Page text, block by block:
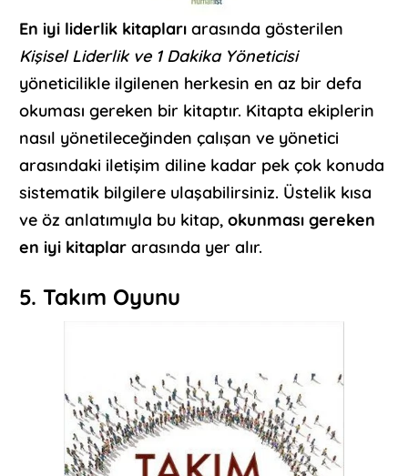
En iyi liderlik kitaplarıarasında gösterilen
Kişisel Liderlik ve 1 Dakika Yöneticisi
yöneticilikle ilgilenen herkesin en az bir defa
okuması gereken bir kitaptır. Kitapta ekiplerin
nasıl yönetileceğinden çalışan ve yönetici
arasındaki iletişim diline kadar pek çok konuda
sistematik bilgilere ulaşabilirsiniz. Üstelik kısa
ve öz anlatımıyla bu kitap,okunması gereken
en iyi kitaplar arasında yer alır.
5. Takım Oyunu